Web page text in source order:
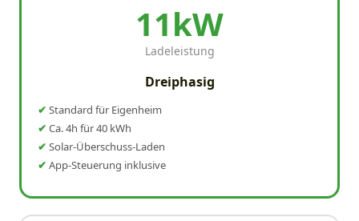
11kW
Ladeleistung
Dreiphasig
Standard für Eigenheim
Ca. 4h für 40 kWh
Solar-Überschuss-Laden
App-Steuerung inklusive